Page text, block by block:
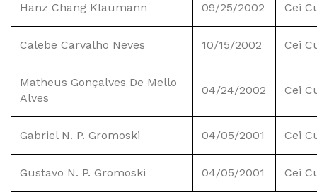
Hanz Chang Klaumann 09/25/2002 Cei
Calebe Carvalho Neves 10/15/2002 Cei
Matheus Gonçalves De Mello
Alves
04/24/2002 Cei
Gabriel N. P. Gromoski 04/05/2001 Cei
Gustavo N. P. Gromoski 04/05/2001 Cei